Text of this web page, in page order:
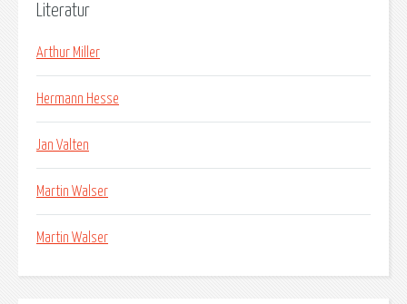
Literatur
Arthur Miller
Hermann Hesse
Jan Valten
Martin Walser
Martin Walser